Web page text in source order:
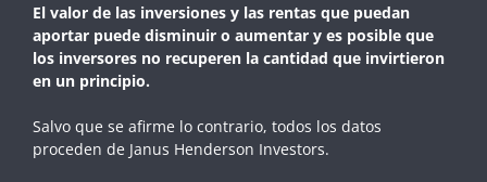
El valor de las inversiones y las rentas que puedan
aportar puede disminuir o aumentar y es posible que
los inversores no recuperen la cantidad que invirtieron
en un principio.
Salvo que se afirme lo contrario, todos los datos
proceden de Janus Henderson Investors.